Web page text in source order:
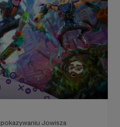
Jowisza